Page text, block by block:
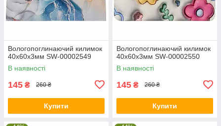
Вологопоглинаючий килимок
40х60х3мм SW-00002549
В наявності
145 ₴ 260 ₴
Купити
Вологопоглинаючий килимок
40х60х3мм SW-00002550
В наявності
145 ₴ 260 ₴
Купити